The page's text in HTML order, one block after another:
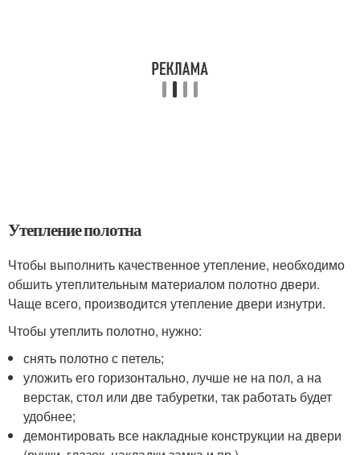
Утепление полотна
Чтобы выполнить качественное утепление, необходимо
обшить утеплительным материалом полотно двери.
Чаще всего, производится утепление двери изнутри.
Чтобы утеплить полотно, нужно:
снять полотно с петель;
уложить его горизонтально, лучше не на пол, а на
верстак, стол или две табуретки, так работать будет
удобнее;
демонтировать все накладные конструкции на двери